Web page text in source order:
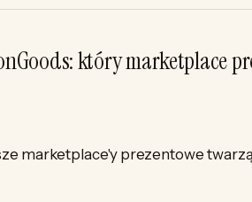
który marketplace
marketplace'y prezentowe